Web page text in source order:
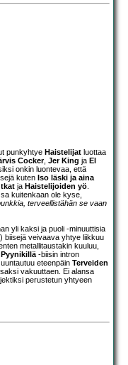
punkyhtye Haistelijat luottaa
Cocker, Jer King ja El
onkin luontevaa, että
kuten Iso läski ja aina
ja Haistelijoiden yö
kuitenkaan ole kyse,
terveellistähän se vaan
yli kaksi ja puoli -minuuttisia
biisejä veivaava yhtye liikkuu
metallitaustakin kuuluu,
-biisin intron
eteenpäin Terveiden
vakuuttaen. Ei alansa
perustetun yhtyeen